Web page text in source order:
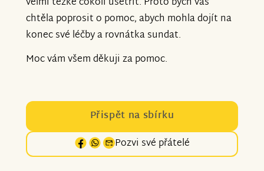
chtěla poprosit o pomoc, abych mohla dojít na
konec své léčby a rovnátka sundat.
Moc vám všem děkuji za pomoc.
Přispět na sbírku
Pozvi své přátelé